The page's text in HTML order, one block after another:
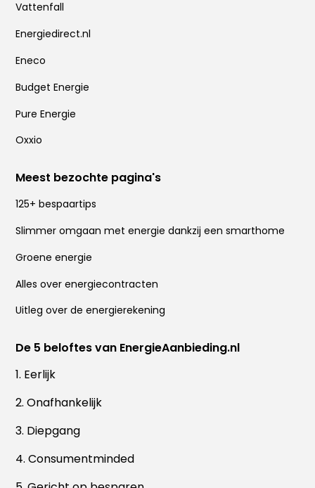
Vattenfall
Energiedirect.nl
Eneco
Budget Energie
Pure Energie
Oxxio
Meest bezochte pagina's
125+ bespaartips
Slimmer omgaan met energie dankzij een smarthome
Groene energie
Alles over energiecontracten
Uitleg over de energierekening
De 5 beloftes van EnergieAanbieding.nl
1. Eerlijk
2. Onafhankelijk
3. Diepgang
4. Consumentminded